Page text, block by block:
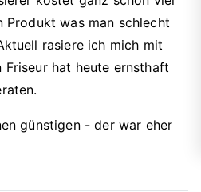
Produkt was man schlecht
rasiere ich mich mit
Friseur hat heute ernsthaft
günstigen - der war eher